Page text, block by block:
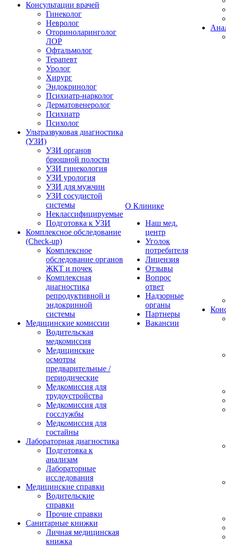
Консультации врачей
Гинеколог
Невролог
Оториноларинголог
ЛОР
Офтальмолог
Терапевт
Уролог
Хирург
Эндокринолог
Психиатр-нарколог
Дерматовенеролог
Психиатр
Психолог
Ультразвуковая диагностика
(УЗИ)
УЗИ органов
брюшной полости
УЗИ гинекология
УЗИ урология
УЗИ для мужчин
УЗИ сосудистой
системы
Неклассифицируемые
Подготовка к УЗИ
Комплексное обследование
(Check-up)
Комплексное
обследование органов
ЖКТ и почек
Комплексная
диагностика
репродуктивной и
эндокринной
системы
Медицинские комиссии
Водительская
медкомиссия
Медицинские
осмотры
предварительные /
периодические
Медкомиссия для
трудоустройства
Медкомиссия для
госслужбы
Медкомиссия для
гостайны
Лабораторная диагностика
Подготовка к
анализам
Лабораторные
исследования
Медицинские справки
Водительские
справки
Прочие справки
Санитарные книжки
Личная медицинская
книжка
О Клинике
Наш мед.
центр
Уголок
потребителя
Лицензия
Отзывы
Вопрос
ответ
Надзорные
органы
Партнеры
Вакансии